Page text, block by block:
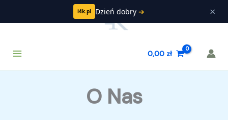
0,00 zł
O Nas
i4k.pl Dzień dobry ➔ ×